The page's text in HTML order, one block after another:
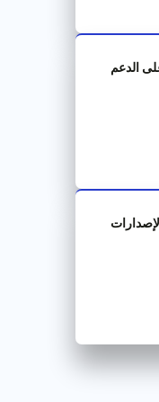
الدعم